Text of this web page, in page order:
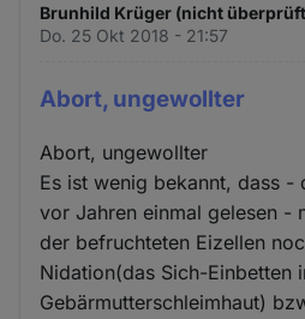
Brunhild Krüger (nicht
Do. 25 Okt 2018 - 21:57
Abort, ungewollter
Abort, ungewollter
Es ist wenig bekannt, dass -
vor Jahren einmal gelesen -
der befruchteten Eizellen
Nidation(das Sich-Einbetten
Gebärmutterschleimhaut)